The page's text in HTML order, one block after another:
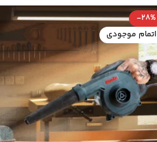
-28%
اتمام موجودی